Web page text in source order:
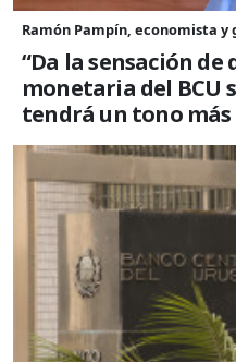
Ramón Pampín, economista
“Da la sensación
monetaria del BCU
tendrá un tono